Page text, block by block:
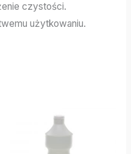
czystości.
użytkowaniu.